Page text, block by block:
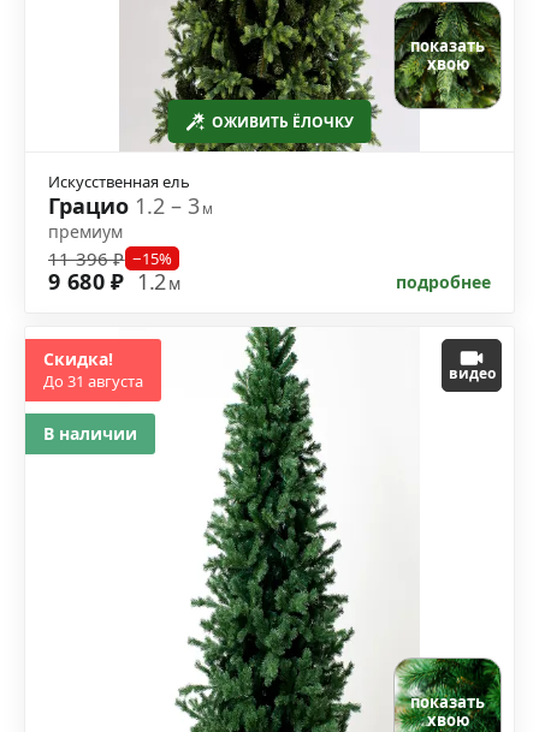
ОЖИВИТЬ ЁЛОЧКУ
показать
хвою
Искусственная ель
Грацио 1.2 – 3м
премиум
11 396 ₽ −15%
9 680 ₽ 1.2м подробнее
видео
показать
хвою
Скидка!
До 31 августа
В наличии